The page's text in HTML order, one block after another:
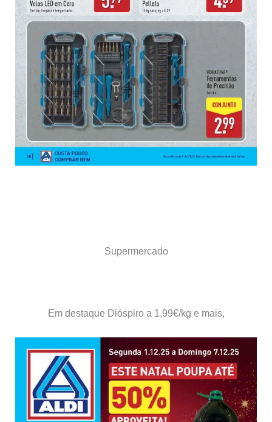
Supermercado
Em destaque Dióspiro a 1,99€/kg e mais,